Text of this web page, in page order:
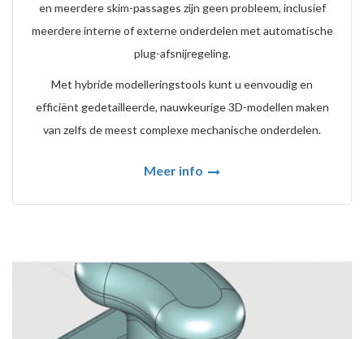
en meerdere skim-passages zijn geen probleem, inclusief
meerdere interne of externe onderdelen met automatische
plug-afsnijregeling.
Met hybride modelleringstools kunt u eenvoudig en
efficiënt gedetailleerde, nauwkeurige 3D-modellen maken
van zelfs de meest complexe mechanische onderdelen.
Meer info